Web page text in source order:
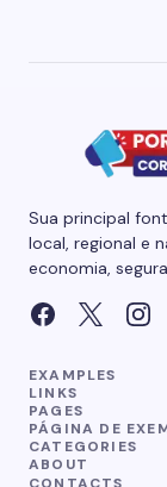
Sua principal
local, regional e
economia,
EXAMPLES
LINKS
PAGES
PÁGINA DE
CATEGORIES
ABOUT
CONTACTS